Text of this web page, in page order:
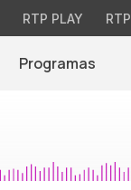
RTP PLAY
Programas